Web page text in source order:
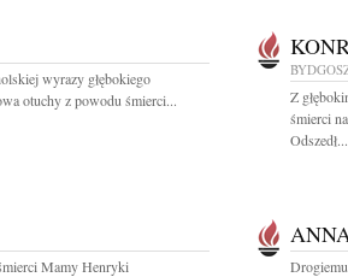
wyrazy głębokiego
otuchy z powodu śmierci...
Z
śmierci
Odszedł...
Mamy Henryki